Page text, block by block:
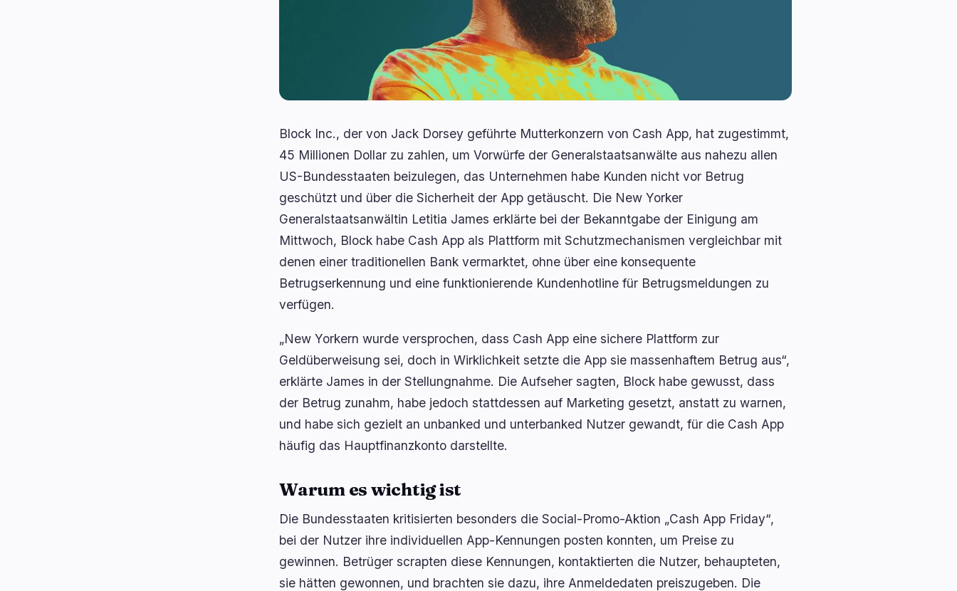
Block Inc., der von Jack Dorsey geführte Mutterkonzern von Cash App, hat zugestimmt,
45 Millionen Dollar zu zahlen, um Vorwürfe der Generalstaatsanwälte aus nahezu allen
US-Bundesstaaten beizulegen, das Unternehmen habe Kunden nicht vor Betrug
geschützt und über die Sicherheit der App getäuscht. Die New Yorker
Generalstaatsanwältin Letitia James erklärte bei der Bekanntgabe der Einigung am
Mittwoch, Block habe Cash App als Plattform mit Schutzmechanismen vergleichbar mit
denen einer traditionellen Bank vermarktet, ohne über eine konsequente
Betrugserkennung und eine funktionierende Kundenhotline für Betrugsmeldungen zu
verfügen.
„New Yorkern wurde versprochen, dass Cash App eine sichere Plattform zur
Geldüberweisung sei, doch in Wirklichkeit setzte die App sie massenhaftem Betrug aus“,
erklärte James in der Stellungnahme. Die Aufseher sagten, Block habe gewusst, dass
der Betrug zunahm, habe jedoch stattdessen auf Marketing gesetzt, anstatt zu warnen,
und habe sich gezielt an unbanked und unterbanked Nutzer gewandt, für die Cash App
häufig das Hauptfinanzkonto darstellte.
Warum es wichtig ist
Die Bundesstaaten kritisierten besonders die Social-Promo-Aktion „Cash App Friday“,
bei der Nutzer ihre individuellen App-Kennungen posten konnten, um Preise zu
gewinnen. Betrüger scrapten diese Kennungen, kontaktierten die Nutzer, behaupteten,
sie hätten gewonnen, und brachten sie dazu, ihre Anmeldedaten preiszugeben. Die